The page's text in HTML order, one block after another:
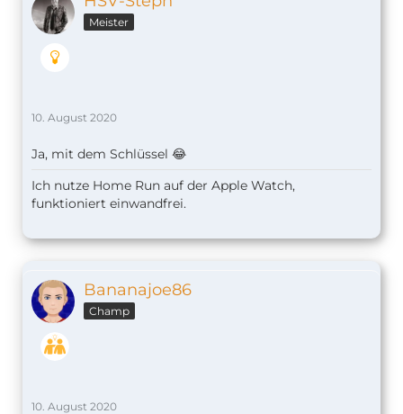
Meister
10. August 2020
Ja, mit dem Schlüssel 😂
Ich nutze Home Run auf der Apple Watch,
funktioniert einwandfrei.
Bananajoe86
Champ
10. August 2020